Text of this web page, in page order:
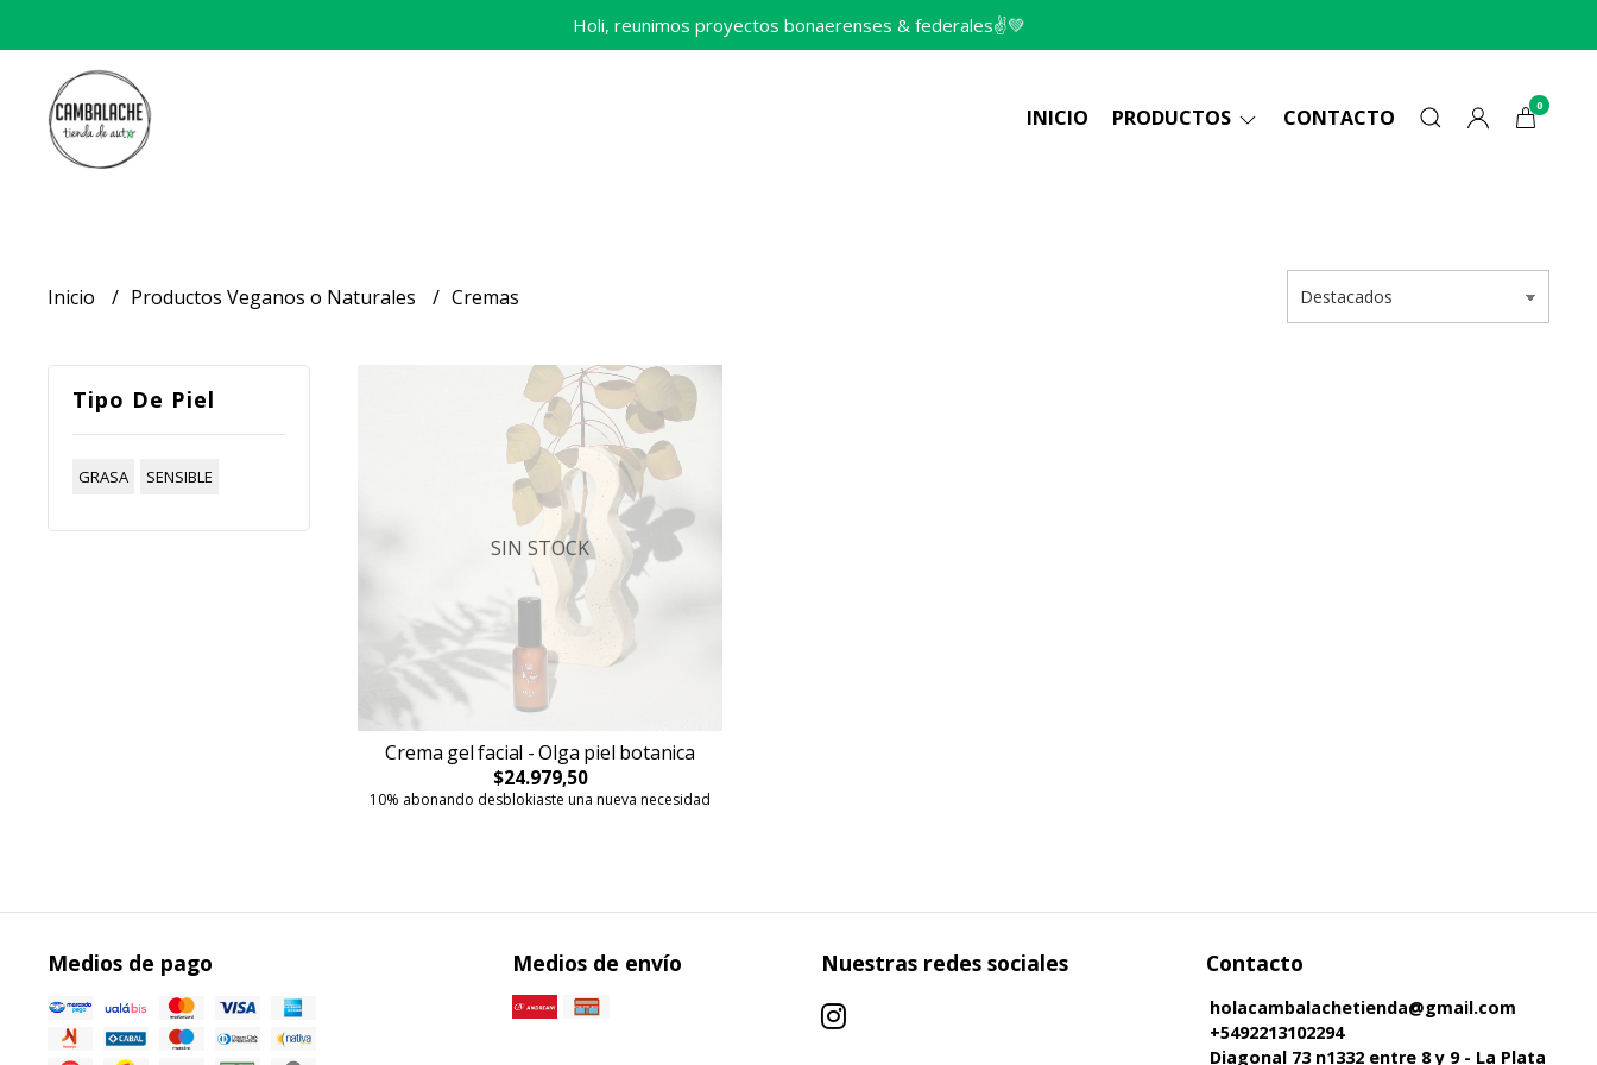
Holi, reunimos proyectos bonaerenses & federales✌️💚
INICIO PRODUCTOS CONTACTO 0
Inicio Productos Veganos o Naturales Cremas
Tipo De Piel
GRASA SENSIBLE
SIN STOCK
Crema gel facial - Olga piel botanica
$24.979,50
10% abonando desblokiaste una nueva necesidad
Medios de pago Medios de envío Nuestras redes sociales Contacto
holacambalachetienda@gmail.com
+5492213102294
Diagonal 73 n1332 entre 8 y 9 - La Plata